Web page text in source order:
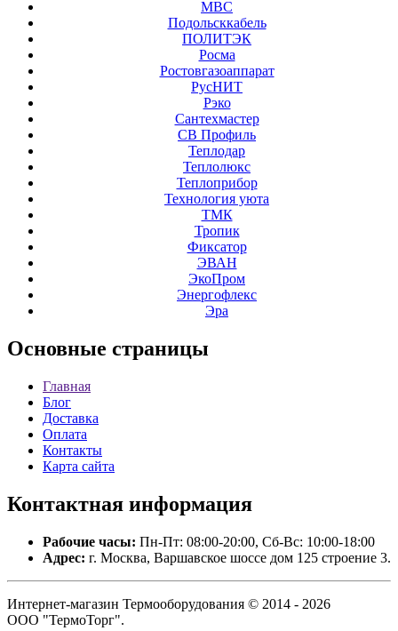
МВС
Подольсккабель
ПОЛИТЭК
Росма
Ростовгазоаппарат
РусНИТ
Рэко
Сантехмастер
СВ Профиль
Теплодар
Теплолюкс
Теплоприбор
Технология уюта
ТМК
Тропик
Фиксатор
ЭВАН
ЭкоПром
Энергофлекс
Эра
Основные страницы
Главная
Блог
Доставка
Оплата
Контакты
Карта сайта
Контактная информация
Рабочие часы: Пн-Пт: 08:00-20:00, Сб-Вс: 10:00-18:00
Адрес: г. Москва, Варшавское шоссе дом 125 строение 3.
Интернет-магазин Термооборудования © 2014 - 2026
ООО "ТермоТорг".